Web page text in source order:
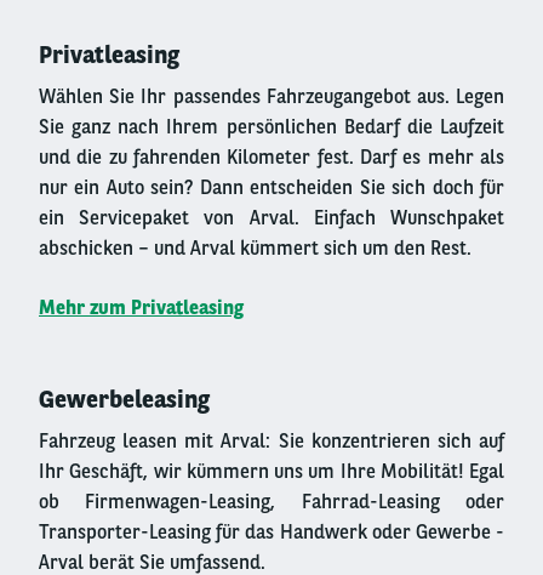
Privatleasing
Wählen Sie Ihr passendes Fahrzeugangebot aus. Legen
Sie ganz nach Ihrem persönlichen Bedarf die Laufzeit
und die zu fahrenden Kilometer fest. Darf es mehr als
nur ein Auto sein? Dann entscheiden Sie sich doch für
ein Servicepaket von Arval. Einfach Wunschpaket
abschicken – und Arval kümmert sich um den Rest.
Mehr zum Privatleasing
Gewerbeleasing
Fahrzeug leasen mit Arval: Sie konzentrieren sich auf
Ihr Geschäft, wir kümmern uns um Ihre Mobilität! Egal
ob Firmenwagen-Leasing, Fahrrad-Leasing oder
Transporter-Leasing für das Handwerk oder Gewerbe -
Arval berät Sie umfassend.